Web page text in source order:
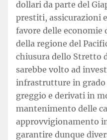
dollari da parte del
prestiti, assicurazioni
favore delle economie
della regione del
chiusura dello Stretto
sarebbe volto ad
infrastrutture in
greggio e derivati in
mantenimento delle
approvvigionamento
garantire dunque